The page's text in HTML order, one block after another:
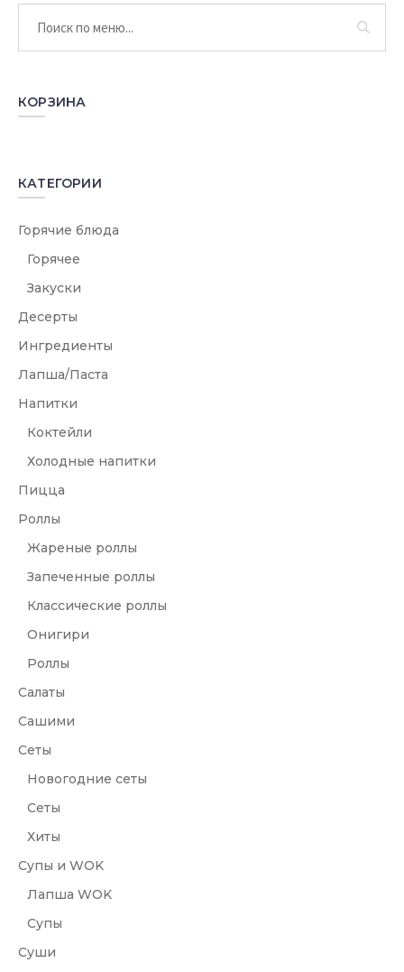
КОРЗИНА
КАТЕГОРИИ
Горячие блюда
Горячее
Закуски
Десерты
Ингредиенты
Лапша/Паста
Напитки
Коктейли
Холодные напитки
Пицца
Роллы
Жареные роллы
Запеченные роллы
Классические роллы
Онигири
Роллы
Салаты
Сашими
Сеты
Новогодние сеты
Сеты
Хиты
Супы и WOK
Лапша WOK
Супы
Суши